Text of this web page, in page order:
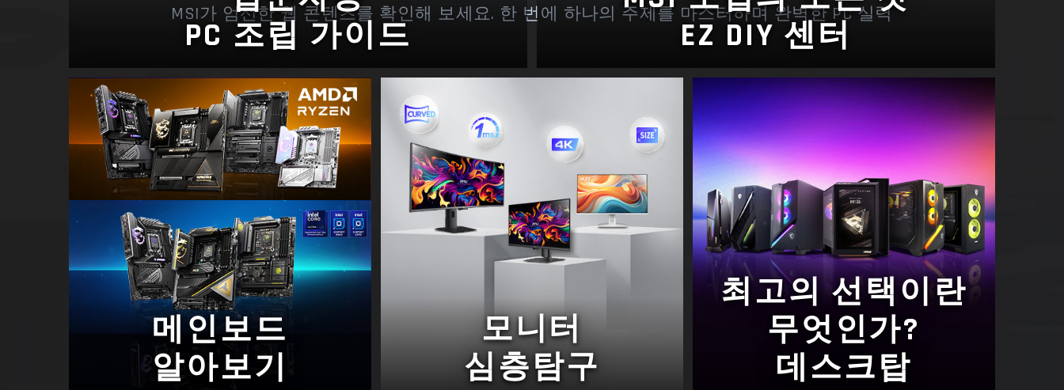
MSI가 엄선한 웹 콘텐츠를 확인해 보세요. 한 번에 하나의 주제를 마스터하며 완벽한 PC 실력
PC 조립 가이드
EZ DIY 센터
메인보드
알아보기
모니터
심층탐구
최고의 선택이란
무엇인가?
데스크탑